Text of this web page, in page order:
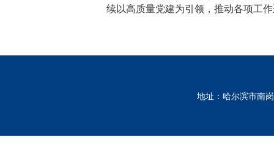
续以高质量党建为引领，推动各项工
地址：哈尔滨市南